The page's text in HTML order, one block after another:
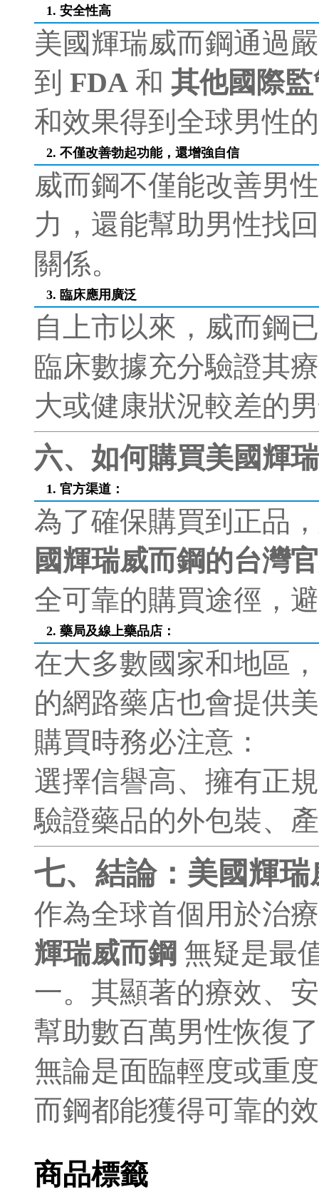
1. 安全性高
美國輝瑞威而鋼通過
到 FDA 和 其他國際
和效果得到全球男性
2. 不僅改善勃起功能，還增強自信
威而鋼不僅能改善男
力，還能幫助男性找
關係。
3. 臨床應用廣泛
自上市以來，威而鋼
臨床數據充分驗證其
大或健康狀況較差的
六、如何購買美國輝
1. 官方渠道：
為了確保購買到正品
國輝瑞威而鋼的台灣
全可靠的購買途徑，
2. 藥局及線上藥品店：
在大多數國家和地區
的網路藥店也會提供
購買時務必注意：
選擇信譽高、擁有正
驗證藥品的外包裝、
七、結論：美國輝
作為全球首個用於治
輝瑞威而鋼 無疑是最
一。其顯著的療效、
幫助數百萬男性恢復
無論是面臨輕度或重
而鋼都能獲得可靠的
商品標籤